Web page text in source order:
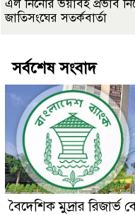
এল নিনোর ভয়াবহ প্রভাব
জাতিসংঘের সতর্কবার্তা
সর্বশেষ সংবাদ
বৈদেশিক মুদ্রার